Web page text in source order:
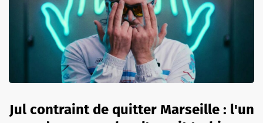
Jul contraint de quitter Marseille : l'un